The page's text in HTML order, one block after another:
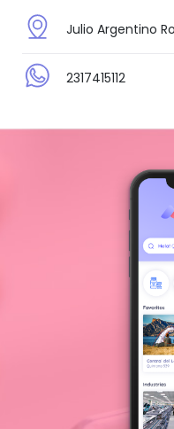
Julio Argentino
2317415112